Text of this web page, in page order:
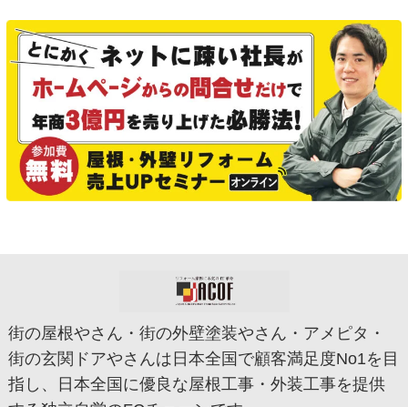
街の屋根やさん・街の外壁塗装やさん・アメピタ・
街の玄関ドアやさんは日本全国で顧客満足度No1を目
指し、日本全国に優良な屋根工事・外装工事を提供